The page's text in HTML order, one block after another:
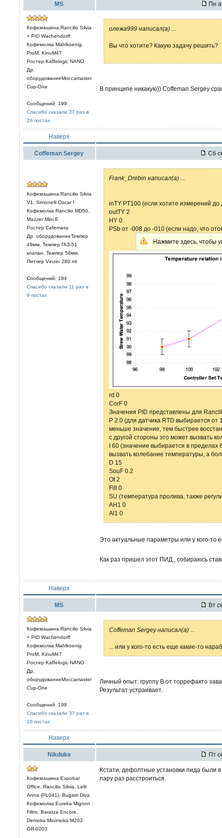
MS Пн
Кофемашина:Rancilio Silvia
+ PID Wachendorff
Кофемолка:Mahlkoenig
ProM, KinuM47
Ростер:Kaffelogic NANO
Др.
оборудованиеMoccamaster
Cup-One
Сообщений: 199
Спасибо сказали 37 раз в
26 постах
олежа999 написал(а)
Вы что хотите? Какую задачу решить?
В принципе никакую)) Coffeman Sergey
Наверх
Coffeman Sergey Сб
Кофемашина:Rancilio Silvia
V1, Simonelli Oscar I
Кофемолка:Rancilio MD50,
Mazzer Mini E
Ростер:Cafemasy
Др. оборудованиеТемпер
49мм, Темпер ГАЗ-51
клапан, Темпер 58мм,
Питчер Vinzer 280 ml
Сообщений: 194
Спасибо сказали 11 раз в
9 постах
Frank_Drebin написал(а)
inTY PT100 (если хотите измерений до
outTY 2
HY 0
PSb от -008 до -010 (если надо, что
Нажмите здесь, чтобы
rd 0
CorF 0
Значения PID представлены для
P 2.0 (для датчика RTD выбирается
меньше значение, тем быстрее
с другой стороны это может вызвать
I 60 (значение выбирается в
вызвать колебание температуры, а
D 15
SouF 0.2
Ot 2
Filt 0
SU (температура пролива, также
AH1 0
Al1 0
Это актуальные параметры или у кого-то
Как раз пришел этот ПИД , собираюсь
Наверх
MS Вт
Кофемашина:Rancilio Silvia
+ PID Wachendorff
Кофемолка:Mahlkoenig
ProM, KinuM47
Ростер:Kaffelogic NANO
Др.
оборудованиеMoccamaster
Cup-One
Сообщений: 199
Спасибо сказали 37 раз в
26 постах
Coffeman Sergey написал(а)
... или у кого-то есть еще какие-то
Личный опыт: группу В от торрефакто
Результат устраивает.
Наверх
Nikduke Пт
Кофемашина:Expobar
Office, Rancilio Silvia, Lelit
Anna (PL041), Bugatti Diva
Кофемолка:Eureka Mignon
Filtro, Baratza Encore,
Demoka Minimoka M203
GR-0203
Кстати, дефолтные установки пида были
пару раз расстроиться.